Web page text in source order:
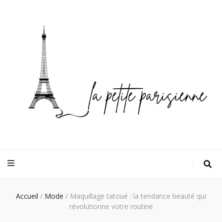
Accueil / Mode / Maquillage tatoué : la tendance beauté qui
révolutionne votre routine